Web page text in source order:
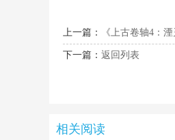
上一篇： 《上古卷轴4：
下一篇： 返回列表
相关阅读